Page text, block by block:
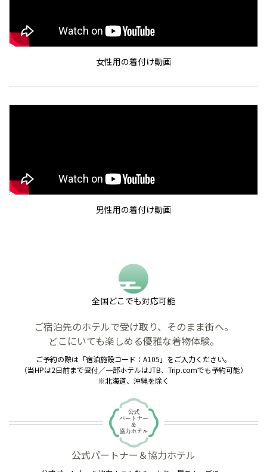
女性用の着付け動画
男性用の着付け動画
全国どこでも対応可能
ご宿泊先のホテルで受け取り、そのまま街へ。
どこにいても楽しめる優雅な着物体験。
ご予約の際は「宿泊施設コード：A105」をご入力ください。
（当HPは2日前まで受付／一部ホテルはJTB、Trip.comでも予約可能）
※北海道、沖縄を除く
公式パートナー＆協力ホテル